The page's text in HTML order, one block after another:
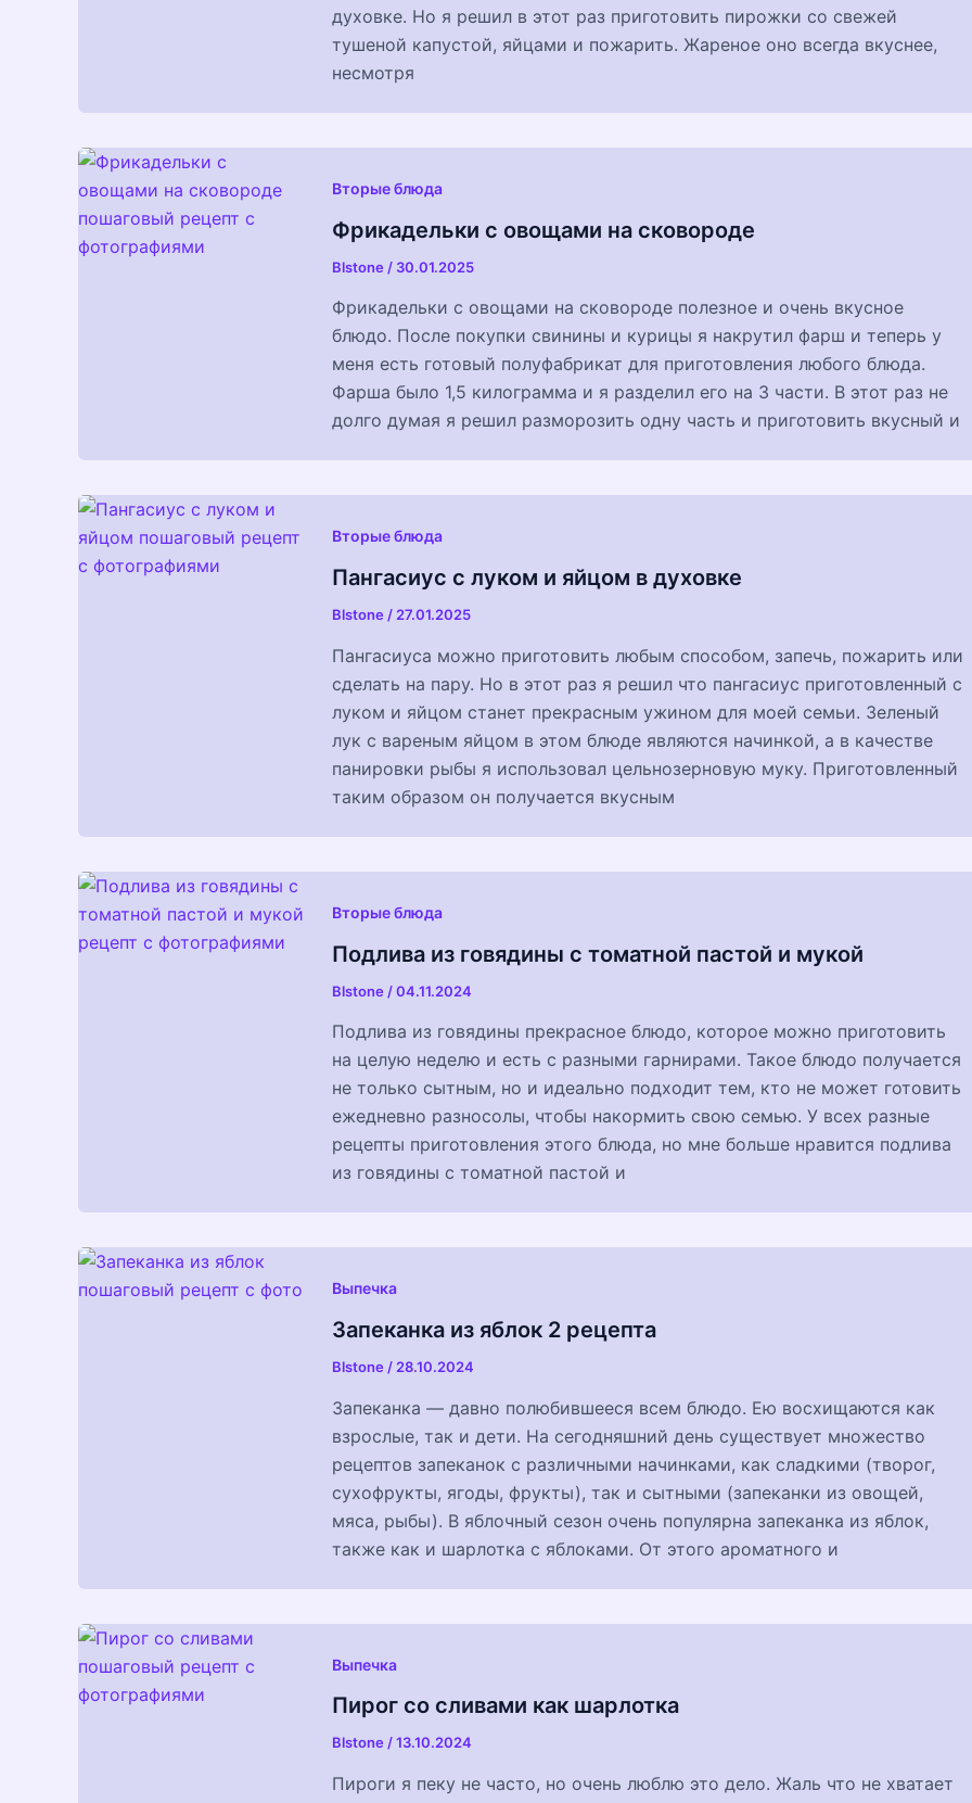
духовке. Но я решил в этот раз приготовить пирожки со свежей
тушеной капустой, яйцами и пожарить. Жареное оно всегда вкуснее,
несмотря
Вторые блюда
Фрикадельки с овощами на сковороде
Blstone / 30.01.2025
Фрикадельки с овощами на сковороде полезное и очень вкусное
блюдо. После покупки свинины и курицы я накрутил фарш и теперь у
меня есть готовый полуфабрикат для приготовления любого блюда.
Фарша было 1,5 килограмма и я разделил его на 3 части. В этот раз не
долго думая я решил разморозить одну часть и приготовить вкусный и
Вторые блюда
Пангасиус с луком и яйцом в духовке
Blstone / 27.01.2025
Пангасиуса можно приготовить любым способом, запечь, пожарить или
сделать на пару. Но в этот раз я решил что пангасиус приготовленный с
луком и яйцом станет прекрасным ужином для моей семьи. Зеленый
лук с вареным яйцом в этом блюде являются начинкой, а в качестве
панировки рыбы я использовал цельнозерновую муку. Приготовленный
таким образом он получается вкусным
Вторые блюда
Подлива из говядины с томатной пастой и мукой
Blstone /04.11.2024
Подлива из говядины прекрасное блюдо, которое можно приготовить
на целую неделю и есть с разными гарнирами. Такое блюдо получается
не только сытным, но и идеально подходит тем, кто не может готовить
ежедневно разносолы, чтобы накормить свою семью. У всех разные
рецепты приготовления этого блюда, но мне больше нравится подлива
из говядины с томатной пастой и
Выпечка
Запеканка из яблок 2 рецепта
Blstone / 28.10.2024
Запеканка — давно полюбившееся всем блюдо. Ею восхищаются как
взрослые, так и дети. На сегодняшний день существует множество
рецептов запеканок с различными начинками, как сладкими (творог,
сухофрукты, ягоды, фрукты), так и сытными (запеканки из овощей,
мяса, рыбы). В яблочный сезон очень популярна запеканка из яблок,
также как и шарлотка с яблоками. От этого ароматного и
Выпечка
Пирог со сливами как шарлотка
Blstone /13.10.2024
Пироги я пеку не часто, но очень люблю это дело. Жаль что не хватает